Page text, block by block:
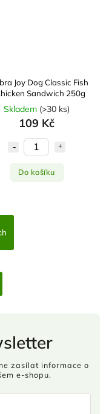
Joy Dog Classic Fish
Sandwich 250g
Skladem (>30 ks)
109 Kč
Do košíku
zasílat informace o
e-shopu.